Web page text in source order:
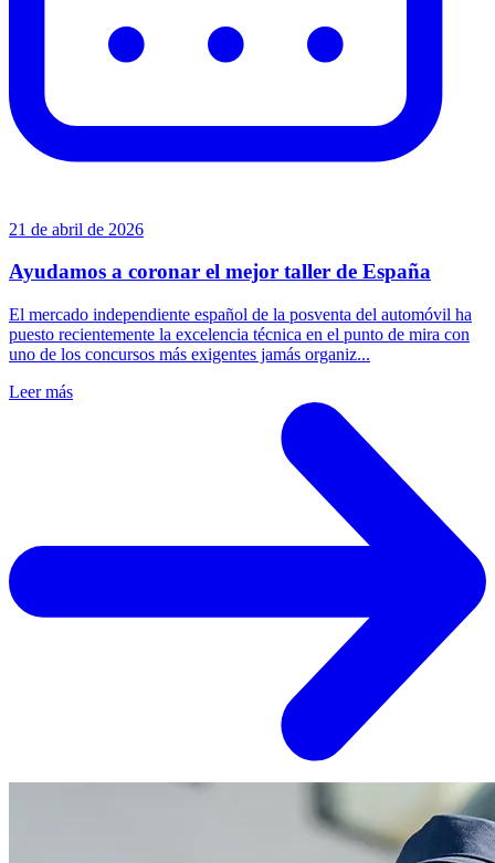
21 de abril de 2026
Ayudamos a coronar el mejor taller de España
El mercado independiente español de la posventa del automóvil ha
puesto recientemente la excelencia técnica en el punto de mira con
uno de los concursos más exigentes jamás organiz...
Leer más